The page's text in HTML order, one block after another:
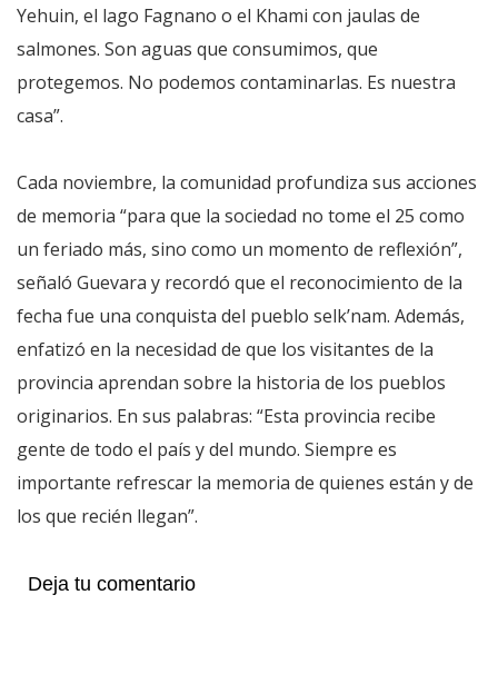
Yehuin, el lago Fagnano o el Khami con jaulas de
salmones. Son aguas que consumimos, que
protegemos. No podemos contaminarlas. Es nuestra
casa”.
Cada noviembre, la comunidad profundiza sus acciones
de memoria “para que la sociedad no tome el 25 como
un feriado más, sino como un momento de reflexión”,
señaló Guevara y recordó que el reconocimiento de la
fecha fue una conquista del pueblo selk’nam. Además,
enfatizó en la necesidad de que los visitantes de la
provincia aprendan sobre la historia de los pueblos
originarios. En sus palabras: “Esta provincia recibe
gente de todo el país y del mundo. Siempre es
importante refrescar la memoria de quienes están y de
los que recién llegan”.
Deja tu comentario